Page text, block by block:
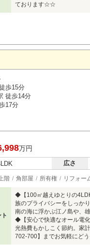
ております☆☆
歩15分
徒歩14分
17分
万円
広さ
階 角部屋 所有権 リフォー
◆【100㎡越えゆとりの
族のプライバシーをしっか
南の海に浮かぶ江ノ島や、
◆【安心で快適なオール電
光熱費もかしこく節約。家
702-700】までお気軽にどう